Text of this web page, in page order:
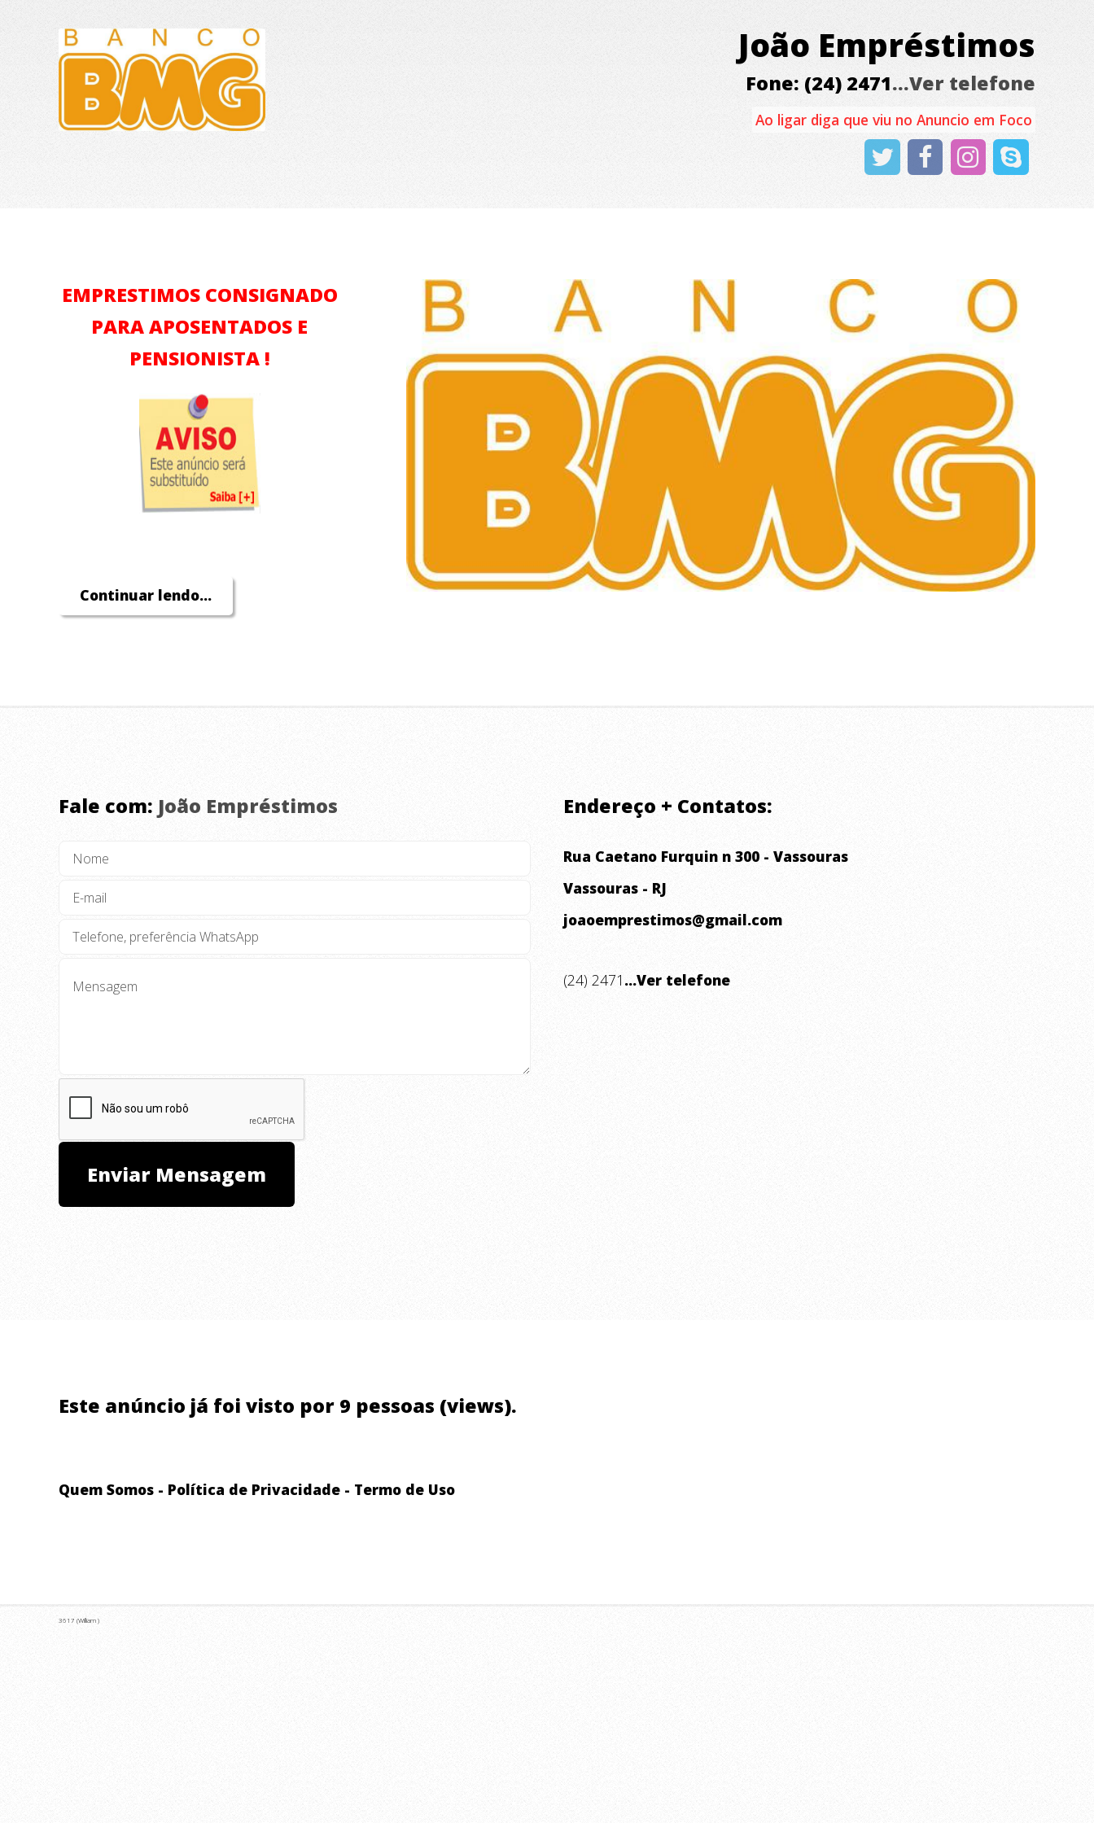
João Empréstimos
Fone: (24) 2471...Ver telefone
Ao ligar diga que viu no Anuncio em Foco
EMPRESTIMOS CONSIGNADO
PARA APOSENTADOS E
PENSIONISTA !
Continuar lendo...
Fale com: João Empréstimos Endereço + Contatos:
Rua Caetano Furquin n 300 - Vassouras
Vassouras - RJ
joaoemprestimos@gmail.com
(24) 2471 ...Ver telefone
Este anúncio já foi visto por 9 pessoas (views).
Quem Somos - Política de Privacidade - Termo de Uso
3617 (William )